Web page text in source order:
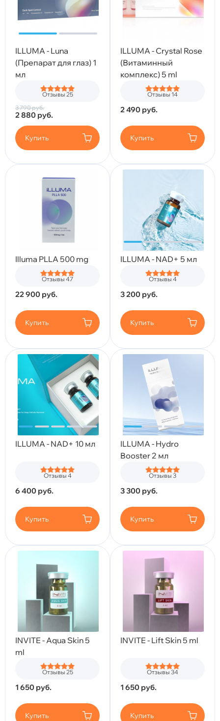
ILLUMA - Luna
(Препарат для глаз) 1
мл
Отзывы 25
3 790руб.
2 880 руб.
Купить
ILLUMA - Crystal Rose
(Витаминный
комплекс) 5 ml
Отзывы 14
2 490 руб.
Купить
Illuma PLLA 500 mg
Отзывы 47
22 900 руб.
Купить
ILLUMA - NAD+ 5 мл
Отзывы 4
3 200 руб.
Купить
ILLUMA - NAD+ 10 мл
Отзывы 4
6 400 руб.
Купить
ILLUMA - Hydro
Booster 2 мл
Отзывы 3
3 300 руб.
Купить
INVITE - Aqua Skin 5
ml
Отзывы 25
1 650 руб.
Купить
INVITE - Lift Skin 5 ml
Отзывы 34
1 650 руб.
Купить